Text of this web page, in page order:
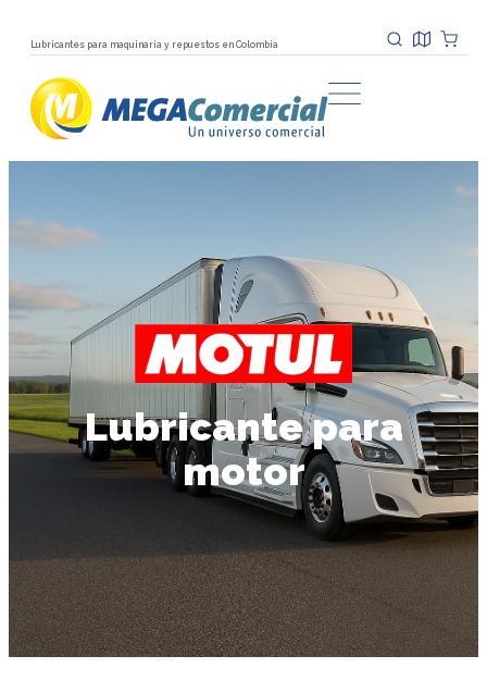
Lubricantes para maquinaria y repuestos en Colombia
Lubricante para
motor